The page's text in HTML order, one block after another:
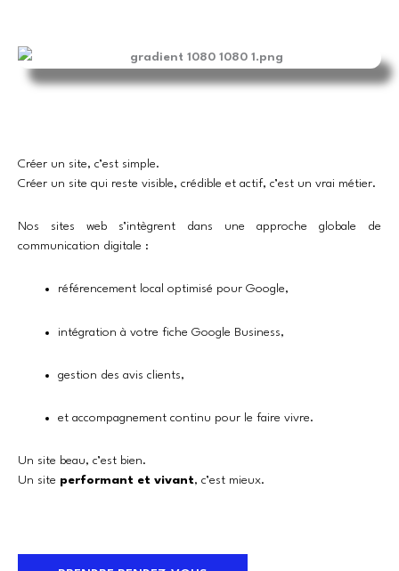
Créer un site, c’est simple.
Créer un site qui reste visible, crédible et actif, c’est un vrai métier.
Nos sites web s’intègrent dans une approche globale de
communication digitale :
référencement local optimisé pour Google,
intégration à votre fiche Google Business,
gestion des avis clients,
et accompagnement continu pour le faire vivre.
Un site beau, c’est bien.
Un site performant et vivant, c’est mieux.